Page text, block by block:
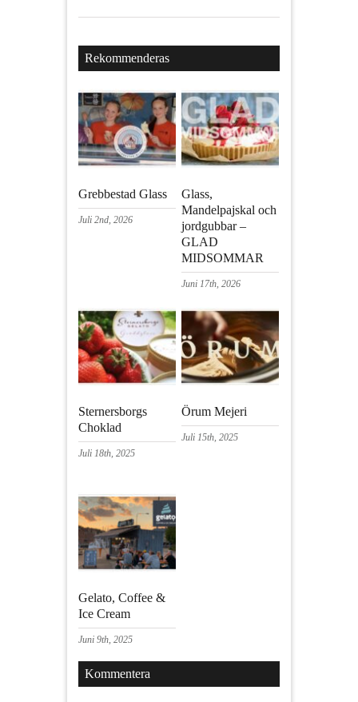
Rekommenderas
Grebbestad Glass
Juli 2nd, 2026
Glass,
Mandelpajskal och
jordgubbar –
GLAD
MIDSOMMAR
Juni 17th, 2026
Sternersborgs
Choklad
Juli 18th, 2025
Örum Mejeri
Juli 15th, 2025
Gelato, Coffee &
Ice Cream
Juni 9th, 2025
Kommentera